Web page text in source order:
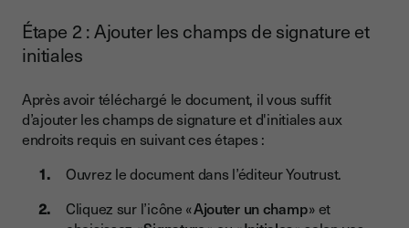
Étape 2 : Ajouter les champs de signature et
initiales
Après avoir téléchargé le document, il vous suffit
d’ajouter les champs de signature et d'initiales aux
endroits requis en suivant ces étapes :
Ouvrez le document dans l’éditeur Youtrust.
Cliquez sur l’icône «Ajouter un champ» et